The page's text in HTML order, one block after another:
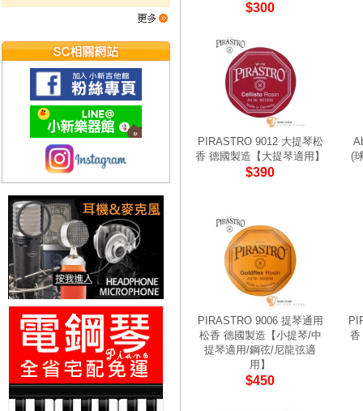
$300
PIRASTRO 9012 大提琴松
香 德國製造【大提琴適用】
$390
(
PIRASTRO 9006 提琴通用
松香 德國製造【小提琴/中
提琴適用/鋼弦/尼龍弦適
用】
$450
香